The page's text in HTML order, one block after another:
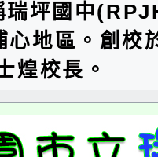
坪國中
心地區。創校
煌校長。